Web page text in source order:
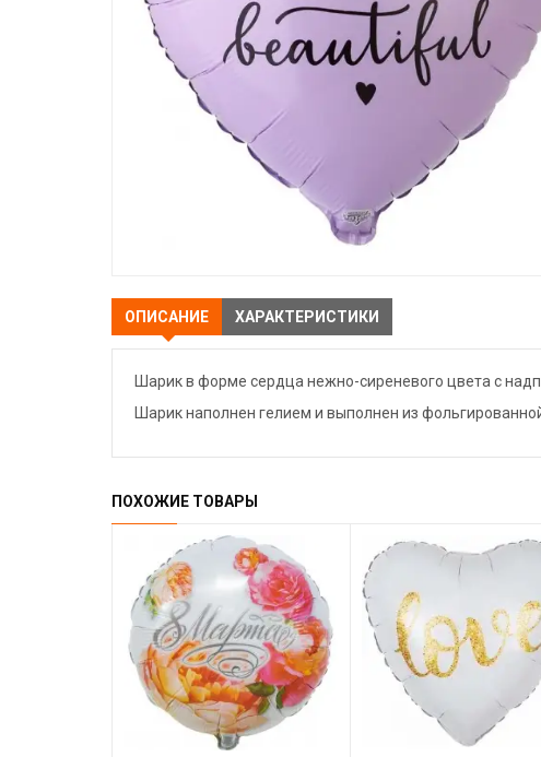
ОПИСАНИЕ ХАРАКТЕРИСТИКИ
Шарик в форме сердца нежно-сиреневого цвета с
Шарик наполнен гелием и выполнен из
ПОХОЖИЕ ТОВАРЫ